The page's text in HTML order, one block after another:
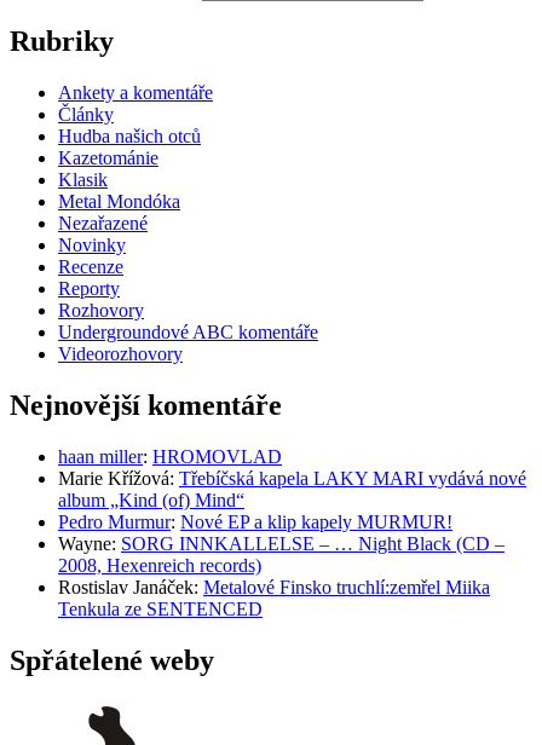
Rubriky
Ankety a komentáře
Články
Hudba našich otců
Kazetománie
Klasik
Metal Mondóka
Nezařazené
Novinky
Recenze
Reporty
Rozhovory
Undergroundové ABC komentáře
Videorozhovory
Nejnovější komentáře
haan miller: HROMOVLAD
Marie Křížová: Třebíčská kapela LAKY MARI vydává nové
album „Kind (of) Mind“
Pedro Murmur: Nové EP a klip kapely MURMUR!
Wayne: SORG INNKALLELSE – … Night Black (CD –
2008, Hexenreich records)
Rostislav Janáček: Metalové Finsko truchlí:zemřel Miika
Tenkula ze SENTENCED
Spřátelené weby